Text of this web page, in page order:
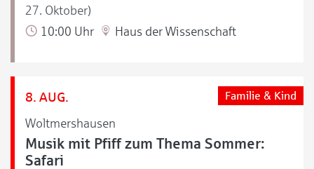
27. Oktober)
10:00 Uhr
Haus der Wissenschaft
8. AUG.
Woltmershausen
Familie & Kind
Musik mit Pfiff zum Thema Sommer:
Safari